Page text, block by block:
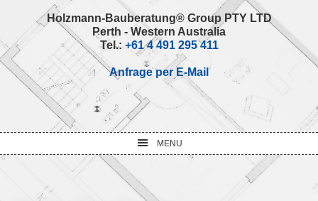
Holzmann-Bauberatung® Group PTY LTD
Perth - Western Australia
Tel.: +61 4 491 295 411
Anfrage per E-Mail
MENU